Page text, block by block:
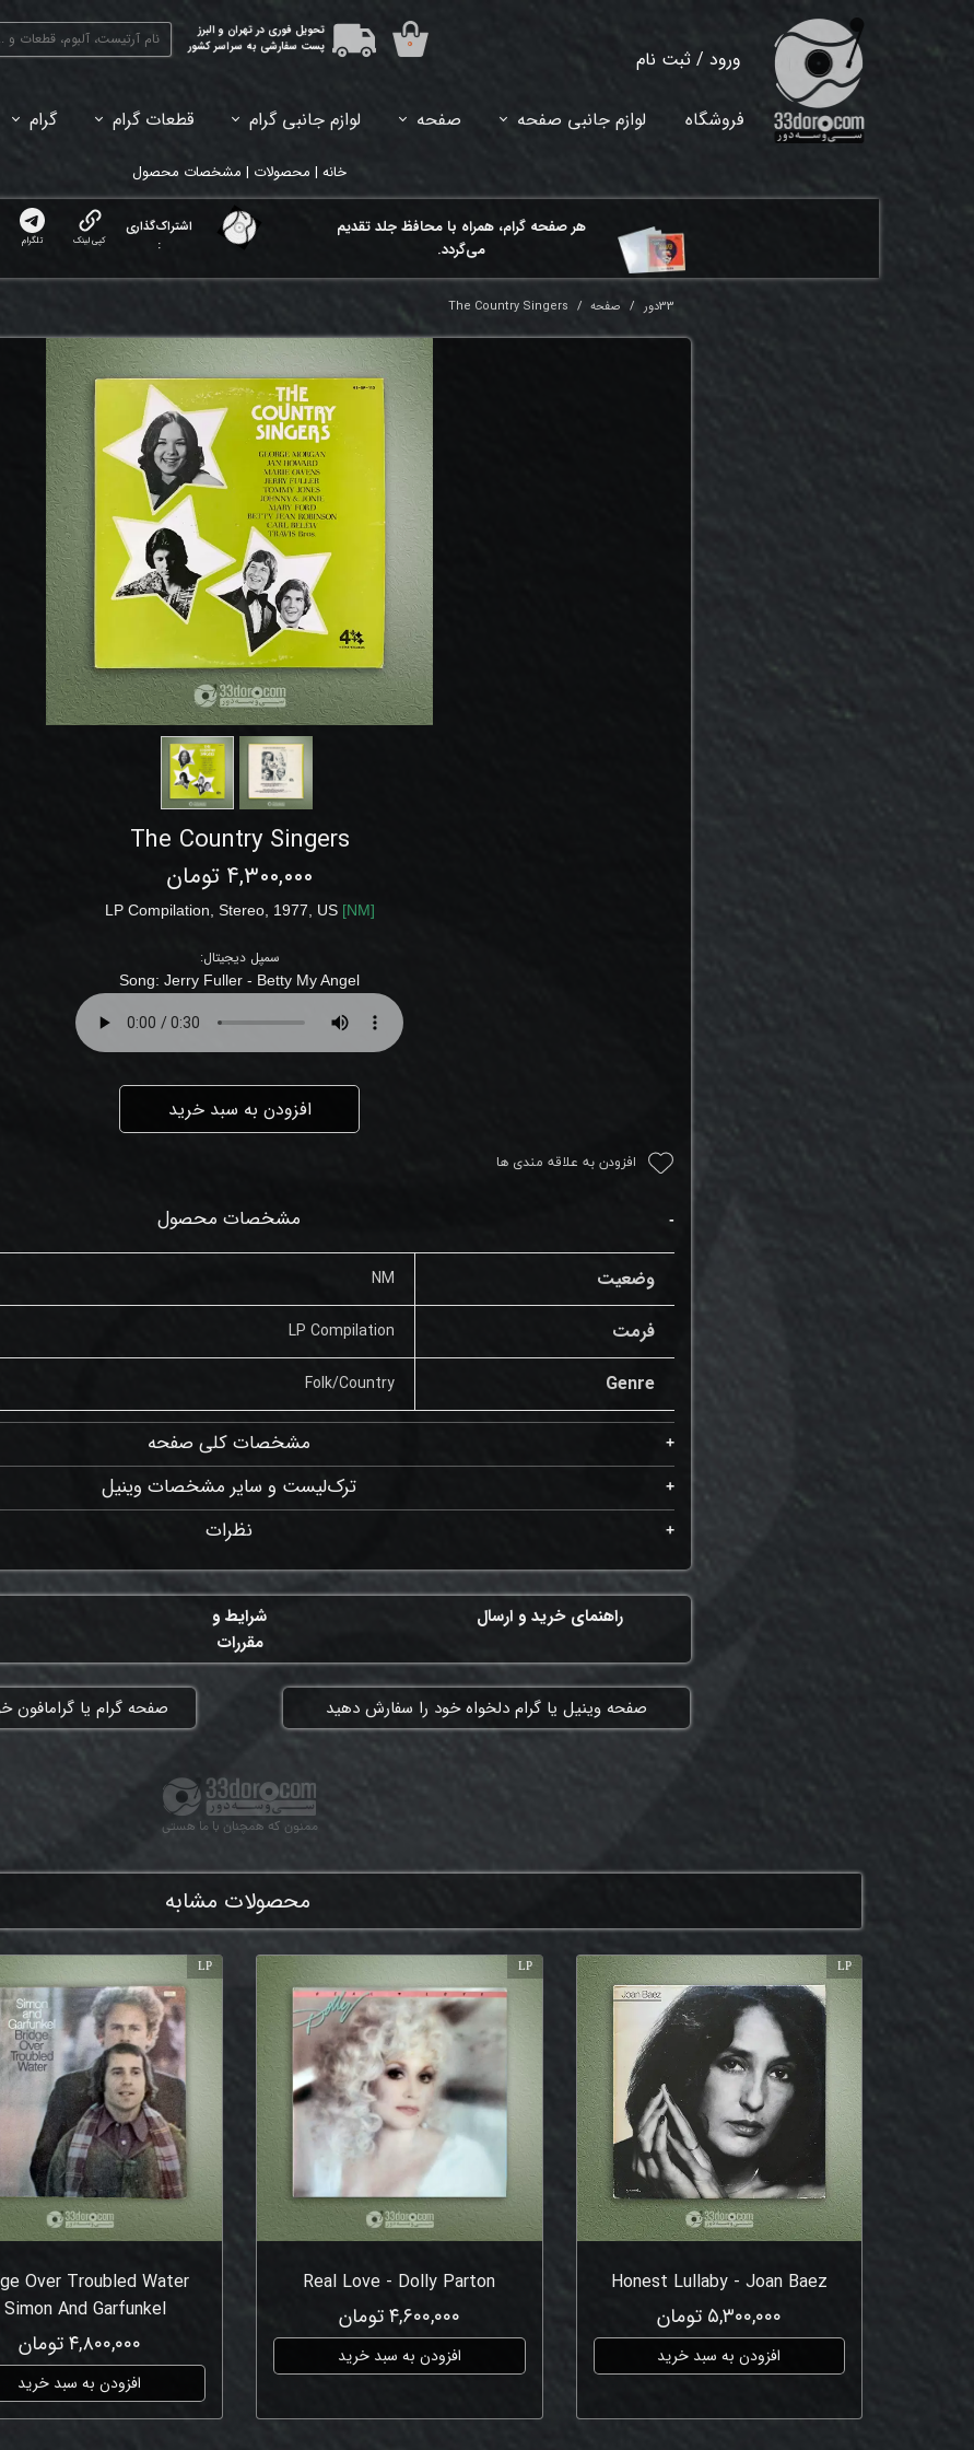
ورود / ثبت نام
خروج از حساب کاربری
تحویل فوری در تهران و البرز
پست سفارشی به سراسر کشور
۰
فروشگاه لوازم جانبی صفحه صفحه لوازم جانبی گرام قطعات گرام گرام
خانه | محصولات | مشخصات محصول
هر ​صفحه گرام، همراه با محافظ جلد تقدیم
می‌گردد.
اشتراک‌گذاری
:
کپی لینک تلگرام
33دور صفحه The Country Singers
The Country Singers
۴,۳۰۰,۰۰۰ تومان
LP Compilation, Stereo, 1977 US [NM]
سمپل دیجیتال:
Song: Jerry Fuller - Betty My Angel
افزودن به سبد خرید
افزودن به علاقه مندی ها
مشخصات محصول
وضعیت NM
فرمت LP Compilation
Genre
Folk/Country
مشخصات کلی صفحه
ترک‌لیست و سایر مشخصات وینیل
نظرات
شرایط و
مقررات
راهنمای خرید و ارسال
​صفحه وینیل یا گرام دلخواه خود را سفارش دهید ​صفحه گرام یا گرامافون
ممنون که همچنان با ما هستی
محصولات مشابه
Honest Lullaby - Joan Baez
۵,۳۰۰,۰۰۰ تومان
افزودن به سبد خرید
LP
Real Love - Dolly Parton
۴,۶۰۰,۰۰۰ تومان
افزودن به سبد خرید
LP
Over Troubled Water
And Garfunkel
۴,۸۰۰,۰۰۰ تومان
افزودن به سبد خرید
LP